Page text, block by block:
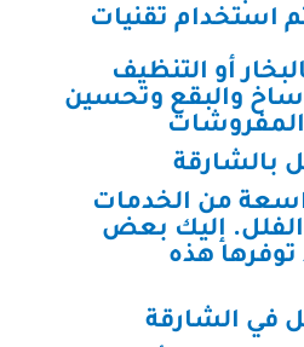
استخدام تقنيات
أو التنظيف
والبقع وتحسين
بالشارقة
من الخدمات
إليك بعض
توفرها هذه
في الشارقة